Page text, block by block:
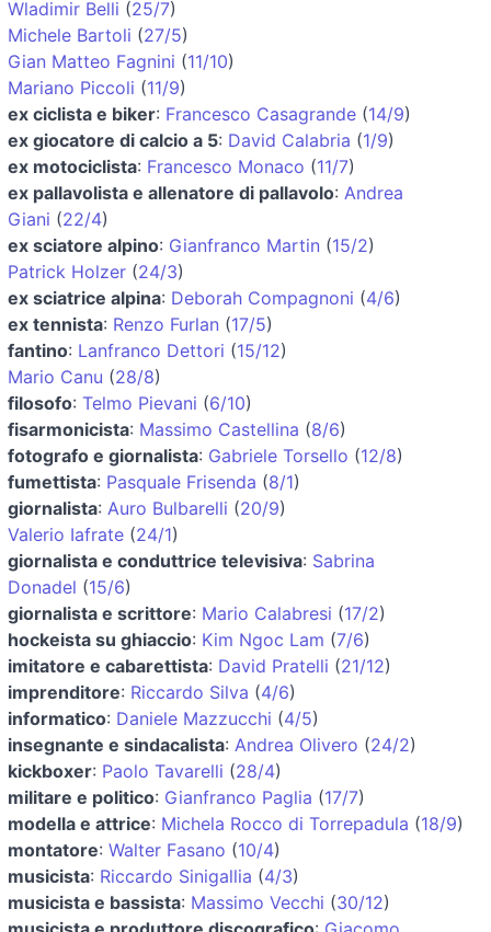
Wladimir Belli (25/7)
Michele Bartoli (27/5)
Gian Matteo Fagnini (11/10)
Mariano Piccoli (11/9)
ex ciclista e biker: Francesco Casagrande (14/9)
ex giocatore di calcio a 5: David Calabria (1/9)
ex motociclista: Francesco Monaco (11/7)
ex pallavolista e allenatore di pallavolo: Andrea
Giani (22/4)
ex sciatore alpino: Gianfranco Martin (15/2)
Patrick Holzer (24/3)
ex sciatrice alpina: Deborah Compagnoni (4/6)
ex tennista: Renzo Furlan (17/5)
fantino: Lanfranco Dettori (15/12)
Mario Canu (28/8)
filosofo: Telmo Pievani (6/10)
fisarmonicista: Massimo Castellina (8/6)
fotografo e giornalista: Gabriele Torsello (12/8)
fumettista: Pasquale Frisenda (8/1)
giornalista: Auro Bulbarelli (20/9)
Valerio Iafrate (24/1)
giornalista e conduttrice televisiva: Sabrina
Donadel (15/6)
giornalista e scrittore: Mario Calabresi (17/2)
hockeista su ghiaccio: Kim Ngoc Lam (7/6)
imitatore e cabarettista: David Pratelli (21/12)
imprenditore: Riccardo Silva (4/6)
informatico: Daniele Mazzucchi (4/5)
insegnante e sindacalista: Andrea Olivero (24/2)
kickboxer: Paolo Tavarelli (28/4)
militare e politico: Gianfranco Paglia (17/7)
modella e attrice: Michela Rocco di Torrepadula (18/9)
montatore: Walter Fasano (10/4)
musicista: Riccardo Sinigallia (4/3)
musicista e bassista: Massimo Vecchi (30/12)